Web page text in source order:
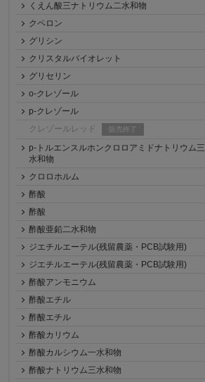
くえん酸三ナトリウム二水和物
クペロン
グリシン
クリスタルバイオレット
グリセリン
o-クレゾール
p-クレゾール
クレゾールレッド
販売終了
p-トルエンスルホンクロロアミドナトリウム三
水和物
クロロホルム
酢酸
酢酸
酢酸亜鉛二水和物
ジエチルエーテル(残留農薬・PCB試験用)
ジエチルエーテル(残留農薬・PCB試験用)
酢酸アンモニウム
酢酸エチル
酢酸エチル
酢酸カリウム
酢酸カルシウム一水和物
酢酸ナトリウム三水和物